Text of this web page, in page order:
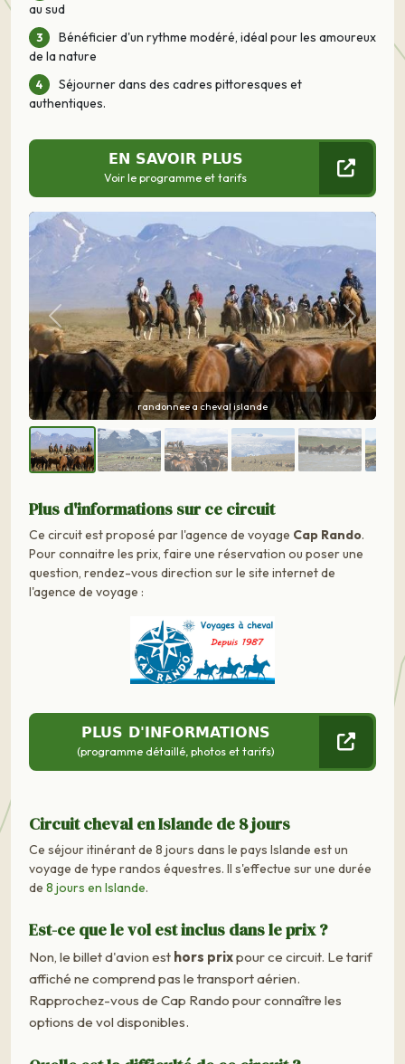
au sud
Bénéficier d'un rythme modéré, idéal pour les amoureux
de la nature
Séjourner dans des cadres pittoresques et
authentiques.
EN SAVOIR PLUS
Voir le programme et tarifs
randonnee a cheval en islande
Précédent Suivant
Plus d'informations sur ce circuit
Ce circuit est proposé par l'agence de voyage Cap Rando.
Pour connaitre les prix, faire une réservation ou poser une
question, rendez-vous direction sur le site internet de
l'agence de voyage :
PLUS D'INFORMATIONS
(programme détaillé, photos et tarifs)
Circuit cheval en Islande de 8 jours
Ce séjour itinérant de 8 jours dans le pays Islande est un
voyage de type randos équestres. Il s'effectue sur une durée
de 8 jours en Islande.
Est-ce que le vol est inclus dans le prix ?
Non, le billet d'avion est hors prixpour ce circuit. Le tarif
affiché ne comprend pas le transport aérien.
Rapprochez-vous de Cap Rando pour connaître les
options de vol disponibles.